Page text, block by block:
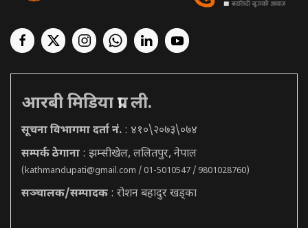
आरबी मिडिया प्रा. ली.
सूचना विभागमा दर्ता नं. : ४१०\२०७३\०७४
सम्पर्क ठेगाना : झम्सीखेल, ललितपुर, नेपाल
(kathmandupati@gmail.com / 01-5010547 / 9801028760)
सञ्चालक/सम्पादक : रोशन बहादुर खड्का